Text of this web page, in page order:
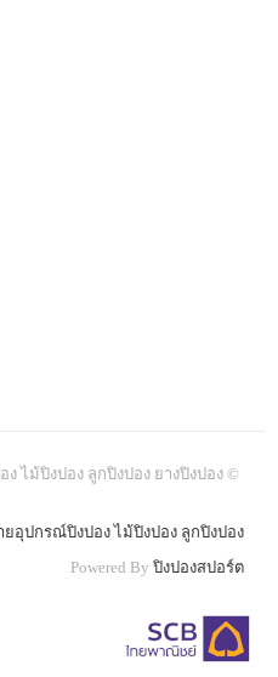
ไม้ปิงปอง ลูกปิงปอง ยางปิงปอง ©
ยอุปกรณ์ปิงปอง ไม้ปิงปอง ลูกปิงปอง
Powered By ปิงปองสปอร์ต